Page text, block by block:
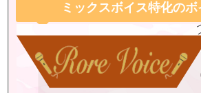
ミックスボイス特化のボ